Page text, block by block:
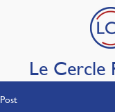
Le Cercle
Post